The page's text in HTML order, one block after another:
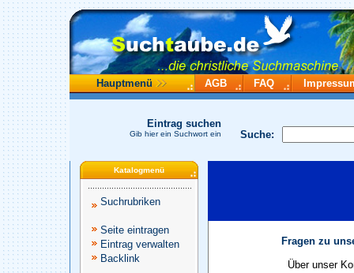
Hauptmenü AGB FAQ
Suche:
Eintrag suchen
Gib hier ein Suchwort ein
Katalogmenü
Suchrubriken
Seite eintragen
Eintrag verwalten
Backlink
Fragen zu
Über unser